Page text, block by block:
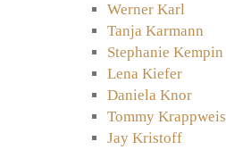
Werner Karl
Tanja Karmann
Stephanie Kempin
Lena Kiefer
Daniela Knor
Tommy Krappweis
Jay Kristoff